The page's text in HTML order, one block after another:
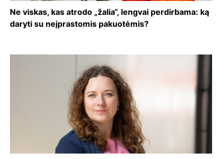
Ne viskas, kas atrodo „žalia“, lengvai perdirbama: ką
daryti su neįprastomis pakuotėmis?